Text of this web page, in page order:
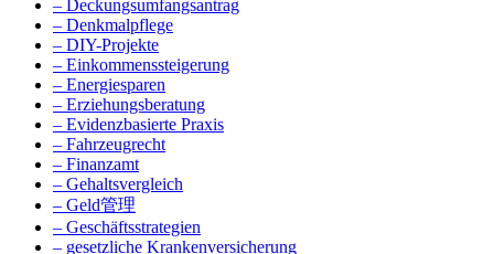
– Deckungsumfangsantrag
– Denkmalpflege
– DIY-Projekte
– Einkommenssteigerung
– Energiesparen
– Erziehungsberatung
– Evidenzbasierte Praxis
– Fahrzeugrecht
– Finanzamt
– Gehaltsvergleich
– Geld管理
– Geschäftsstrategien
– gesetzliche Krankenversicherung